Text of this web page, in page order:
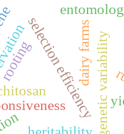
genetic variability
selection efficiency
dairy farms